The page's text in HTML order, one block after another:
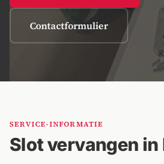
Contactformulier
SERVICE-INFORMATIE
Slot vervangen in